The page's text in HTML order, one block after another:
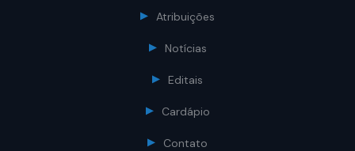
Atribuições
Notícias
Editais
Cardápio
Contato